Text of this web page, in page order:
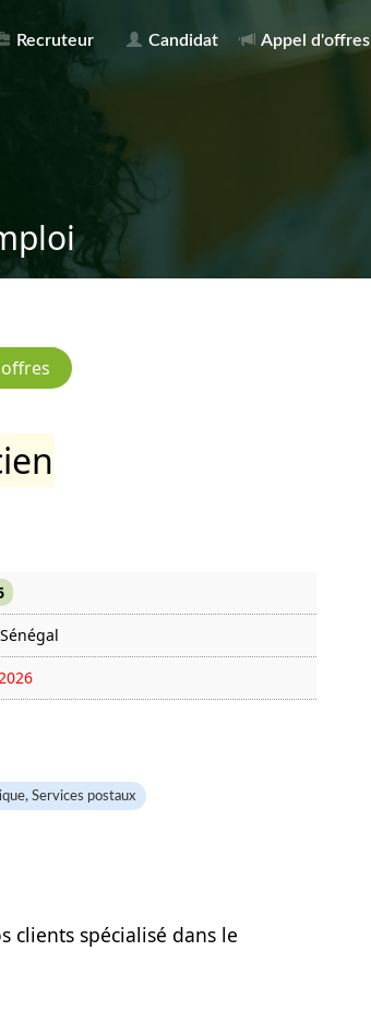
Recruteur Candidat Appel d'offres
Services postaux
clients spécialisé dans le